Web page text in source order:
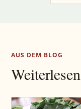
AUS DEM BLOG
Weiterlesen